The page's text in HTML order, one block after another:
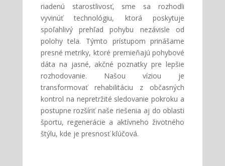
riadenú starostlivosť, sme sa rozhodli
vyvinúť technológiu, ktorá poskytuje
spoľahlivý prehľad pohybu nezávisle od
polohy tela. Týmto prístupom prinášame
presné metriky, ktoré premieňajú pohybové
dáta na jasné, akčné poznatky pre lepšie
rozhodovanie. Našou víziou je
transformovať rehabilitáciu z občasných
kontrol na nepretržité sledovanie pokroku a
postupne rozšíriť naše riešenia aj do oblasti
športu, regenerácie a aktívneho životného
štýlu, kde je presnosť kľúčová.